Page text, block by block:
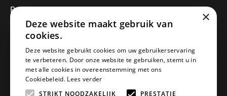
Registreren
Mijn bestellingen
Informatie
Over ons
Algemene voorwaarden
Disclaimer
Privacy Policy
×
Deze website maakt gebruik van
cookies.
Deze website gebruikt cookies om uw gebruikerservaring
te verbeteren. Door onze website te gebruiken, stemt u in
met alle cookies in overeenstemming met ons
Cookiebeleid. Lees verder
STRIKT NOODZAKELIJK
PRESTATIE